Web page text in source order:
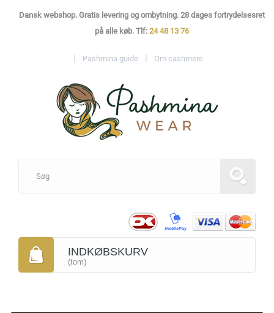
Dansk webshop. Gratis levering og ombytning. 28 dages fortrydelsesret
på alle køb. Tlf: 24 48 13 76
Pashmina guide Om cashmere
INDKØBSKURV
(tom)